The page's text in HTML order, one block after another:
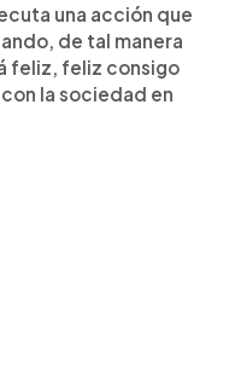
una acción que
de tal manera
feliz, feliz consigo
la sociedad en